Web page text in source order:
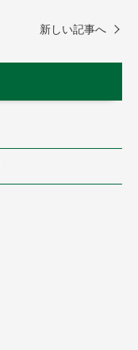
新しい記事へ